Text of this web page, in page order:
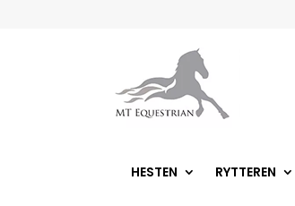
HESTEN RYTTEREN